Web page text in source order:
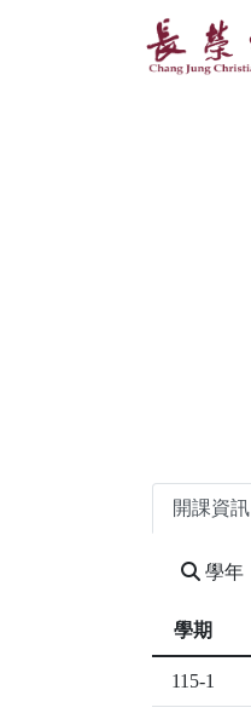
開課資訊
學年
學期
115-1